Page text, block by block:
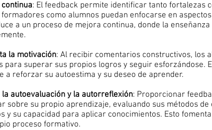
: El feedback permite identificar tanto fortalezas
como alumnos puedan enfocarse en
a un proceso de mejora continua, donde la
la motivación: Al recibir comentarios constructivos, los
para superar sus propios logros y seguir esforzándose.
a reforzar su autoestima y su deseo de aprender.
la autoevaluación y la autorreflexión: Proporcionar
sobre su propio aprendizaje, evaluando sus métodos
y su capacidad para aplicar conocimientos. Esto
proceso formativo.